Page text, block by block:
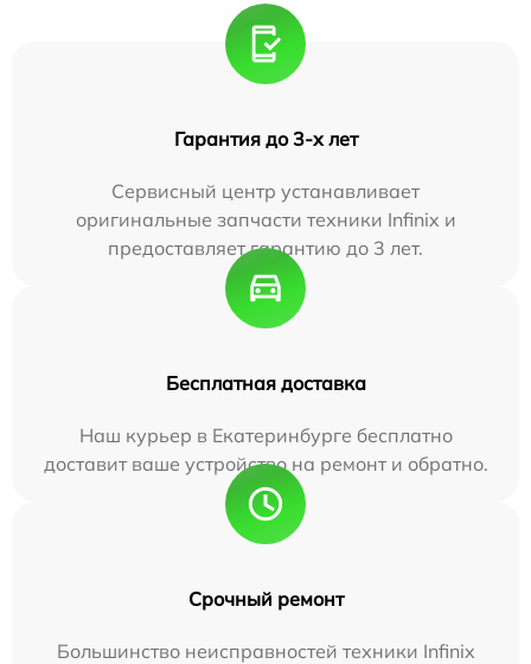
Гарантия до 3-х лет
Сервисный центр устанавливает
оригинальные запчасти техники Infinix и
предоставляет гарантию до 3 лет.
Бесплатная доставка
Наш курьер в Екатеринбурге бесплатно
доставит ваше устройство на ремонт и обратно.
Срочный ремонт
Большинство неисправностей техники Infinix